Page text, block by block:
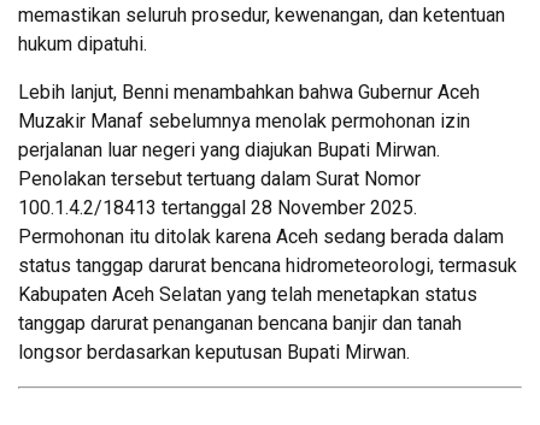
memastikan seluruh prosedur, kewenangan, dan ketentuan
hukum dipatuhi.
Lebih lanjut, Benni menambahkan bahwa Gubernur Aceh
Muzakir Manaf sebelumnya menolak permohonan izin
perjalanan luar negeri yang diajukan Bupati Mirwan.
Penolakan tersebut tertuang dalam Surat Nomor
100.1.4.2/18413 tertanggal 28 November 2025.
Permohonan itu ditolak karena Aceh sedang berada dalam
status tanggap darurat bencana hidrometeorologi, termasuk
Kabupaten Aceh Selatan yang telah menetapkan status
tanggap darurat penanganan bencana banjir dan tanah
longsor berdasarkan keputusan Bupati Mirwan.